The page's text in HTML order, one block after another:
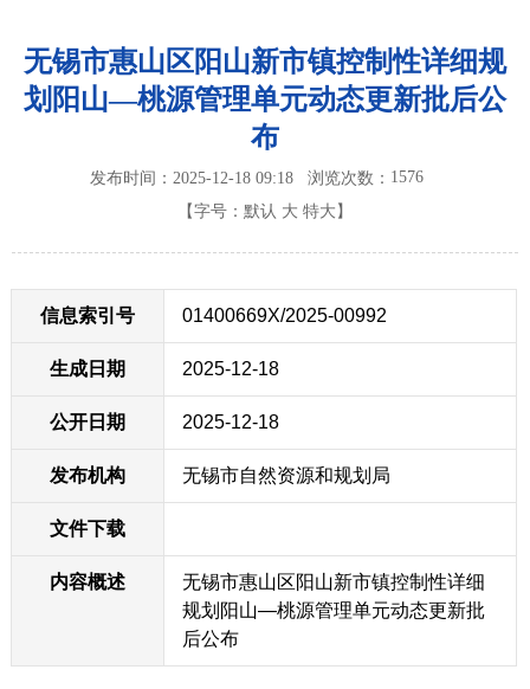
无锡市惠山区阳山新市镇控制性详细规
划阳山—桃源管理单元动态更新批后公
布
发布时间：2025-12-18 09:18浏览次数： 1576
【字号： 默认 大 特大 】
信息索引号 01400669X/2025-00992
生成日期 2025-12-18
公开日期 2025-12-18
发布机构 无锡市自然资源和规划局
文件下载
内容概述
无锡市惠山区阳山新市镇控制性详细
规划阳山—桃源管理单元动态更新批
后公布